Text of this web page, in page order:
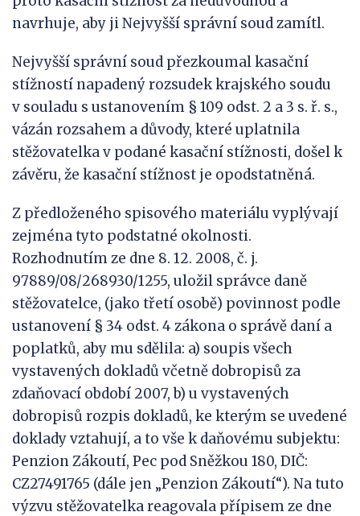
navrhuje, aby ji Nejvyšší správní soud zamítl.
Nejvyšší správní soud přezkoumal kasační
stížností napadený rozsudek krajského soudu
v souladu s ustanovením § 109 odst. 2 a 3 s. ř. s.,
vázán rozsahem a důvody, které uplatnila
stěžovatelka v podané kasační stížnosti, došel k
závěru, že kasační stížnost je opodstatněná.
Z předloženého spisového materiálu vyplývají
zejména tyto podstatné okolnosti.
Rozhodnutím ze dne 8. 12. 2008, č. j.
97889/08/268930/1255, uložil správce daně
stěžovatelce, (jako třetí osobě) povinnost podle
ustanovení § 34 odst. 4 zákona o správě daní a
poplatků, aby mu sdělila: a) soupis všech
vystavených dokladů včetně dobropisů za
zdaňovací období 2007, b) u vystavených
dobropisů rozpis dokladů, ke kterým se uvedené
doklady vztahují, a to vše k daňovému subjektu:
Penzion Zákoutí, Pec pod Sněžkou 180, DIČ:
CZ27491765 (dále jen „Penzion Zákoutí“). Na tuto
výzvu stěžovatelka reagovala přípisem ze dne